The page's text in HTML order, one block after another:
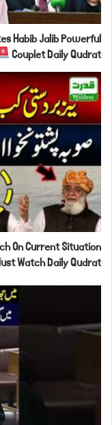
Habib Jalib Powerful
Couplet Daily Qudrat
On Current Situation
Watch Daily Qudrat